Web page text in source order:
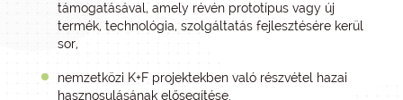
támogatásával, amely révén prototípus vagy új
termék, technológia, szolgáltatás fejlesztésére kerül
sor,
nemzetközi K+F projektekben való részvétel hazai
hasznosulásának elősegítése.